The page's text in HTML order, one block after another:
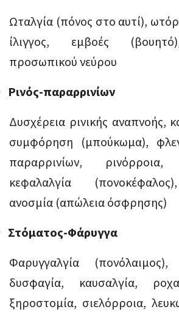
Ωταλγία (πόνος στο αυτί),
ίλιγγος, εμβοές
προσωπικού νεύρου
Ρινός-παραρρινίων
Δυσχέρεια ρινικής αναπνοής,
συμφόρηση (μπούκωμα),
παραρρινίων, ρινόρροια,
κεφαλαλγία
ανοσμία (απώλεια όσφρησης)
Στόματος-Φάρυγγα
Φαρυγγαλγία (πονόλαιμος),
δυσφαγία, καυσαλγία,
ξηροστομία, σιελόρροια,